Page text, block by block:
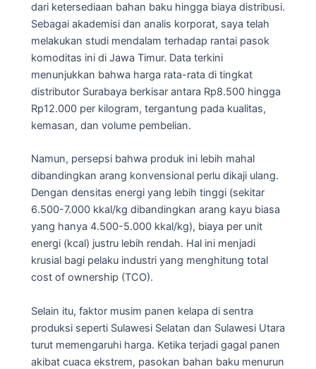
dari ketersediaan bahan baku hingga biaya distribusi.
Sebagai akademisi dan analis korporat, saya telah
melakukan studi mendalam terhadap rantai pasok
komoditas ini di Jawa Timur. Data terkini
menunjukkan bahwa harga rata-rata di tingkat
distributor Surabaya berkisar antara Rp8.500 hingga
Rp12.000 per kilogram, tergantung pada kualitas,
kemasan, dan volume pembelian.
Namun, persepsi bahwa produk ini lebih mahal
dibandingkan arang konvensional perlu dikaji ulang.
Dengan densitas energi yang lebih tinggi (sekitar
6.500-7.000 kkal/kg dibandingkan arang kayu biasa
yang hanya 4.500-5.000 kkal/kg), biaya per unit
energi (kcal) justru lebih rendah. Hal ini menjadi
krusial bagi pelaku industri yang menghitung total
cost of ownership (TCO).
Selain itu, faktor musim panen kelapa di sentra
produksi seperti Sulawesi Selatan dan Sulawesi Utara
turut memengaruhi harga. Ketika terjadi gagal panen
akibat cuaca ekstrem, pasokan bahan baku menurun